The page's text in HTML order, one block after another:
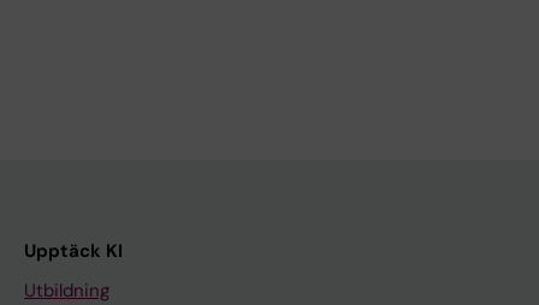
Upptäck KI
Utbildning